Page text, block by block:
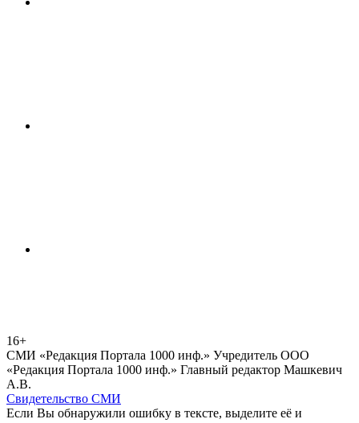
16+
СМИ «Редакция Портала 1000 инф.» Учредитель ООО
«Редакция Портала 1000 инф.» Главный редактор Машкевич
А.В.
Свидетельство СМИ
Если Вы обнаружили ошибку в тексте, выделите её и